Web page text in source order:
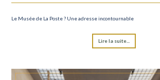
Le Musée de La Poste ? Une adresse incontournable
Lire la suite...